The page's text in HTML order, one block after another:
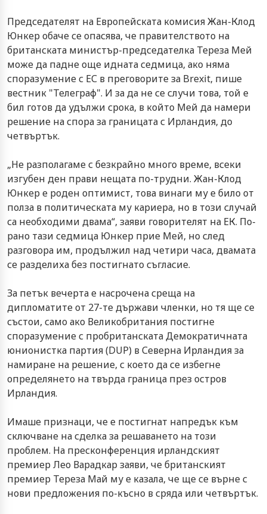
Председателят на Европейската комисия Жан-Клод
Юнкер обаче се опасява, че правителството на
британската министър-председателка Тереза Мей
може да падне още идната седмица, ако няма
споразумение с ЕС в преговорите за Brexit, пише
вестник "Телеграф". И за да не се случи това, той е
бил готов да удължи срока, в който Мей да намери
решение на спора за границата с Ирландия, до
четвъртък.
„Не разполагаме с безкрайно много време, всеки
изгубен ден прави нещата по-трудни. Жан-Клод
Юнкер е роден оптимист, това винаги му е било от
полза в политическата му кариера, но в този случай
са необходими двама“, заяви говорителят на ЕК. По-
рано тази седмица Юнкер прие Мей, но след
разговора им, продължил над четири часа, двамата
се разделиха без постигнато съгласие.
За петък вечерта е насрочена среща на
дипломатите от 27-те държави членки, но тя ще се
състои, само ако Великобритания постигне
споразумение с пробританската Демократичната
юнионистка партия (DUP) в Северна Ирландия за
намиране на решение, с което да се избегне
определянето на твърда граница през остров
Ирландия.
Имаше признаци, че е постигнат напредък към
сключване на сделка за решаването на този
проблем. На пресконференция ирландският
премиер Лео Варадкар заяви, че британският
премиер Тереза Май му е казала, че ще се върне с
нови предложения по-късно в сряда или четвъртък.